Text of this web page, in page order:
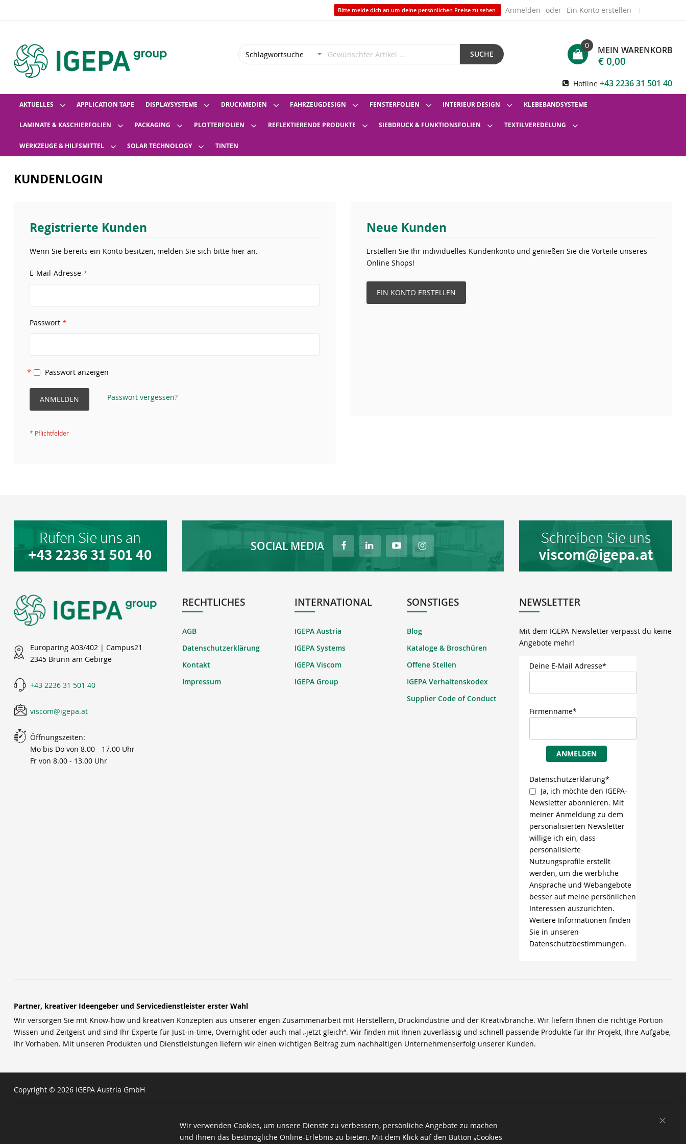
Bitte melde dich an um deine persönlichen Preise zu sehen. Anmelden Ein Konto erstellen
SUCHE MEIN WARENKORB
0
€ 0,00
Hotline +43 2236 31 501 40
AKTUELLES APPLICATION TAPE DISPLAYSYSTEME DRUCKMEDIEN FAHRZEUGDESIGN FENSTERFOLIEN INTERIEUR DESIGN KLEBEBANDSYSTEME
LAMINATE & KASCHIERFOLIEN PACKAGING PLOTTERFOLIEN REFLEKTIERENDE PRODUKTE SIEBDRUCK & FUNKTIONSFOLIEN TEXTILVEREDELUNG
WERKZEUGE & HILFSMITTEL SOLAR TECHNOLOGY TINTEN
KUNDENLOGIN
Registrierte Kunden
Wenn Sie bereits ein Konto besitzen, melden Sie sich bitte hier an.
E-Mail-Adresse
Passwort
Passwort anzeigen
ANMELDEN Passwort vergessen?
Neue Kunden
Erstellen Sie Ihr individuelles Kundenkonto und genießen Sie die Vorteile unseres
Online Shops!
EIN KONTO ERSTELLEN
SOCIAL MEDIA
Europaring A03/402 | Campus21
2345 Brunn am Gebirge
+43 2236 31 501 40
viscom@igepa.at
Öffnungszeiten:
Mo bis Do von 8.00 - 17.00 Uhr
Fr von 8.00 - 13.00 Uhr
RECHTLICHES
AGB
Datenschutzerklärung
Kontakt
Impressum
INTERNATIONAL
IGEPA Austria
IGEPA Systems
IGEPA Viscom
IGEPA Group
SONSTIGES
Blog
Kataloge & Broschüren
Offene Stellen
IGEPA Verhaltenskodex
Supplier Code of Conduct
NEWSLETTER
Mit dem IGEPA-Newsletter verpasst du keine
Angebote mehr!
Deine E-Mail Adresse*
Firmenname*
ANMELDEN
Datenschutzerklärung*
Ja, ich möchte den IGEPA-
Newsletter abonnieren. Mit
meiner Anmeldung zu dem
personalisierten Newsletter
willige ich ein, dass
personalisierte
Nutzungsprofile erstellt
werden, um die werbliche
Ansprache und Webangebote
besser auf meine persönlichen
Interessen auszurichten.
Weitere Informationen finden
Sie in unseren
Datenschutzbestimmungen.
Partner, kreativer Ideengeber und Servicedienstleister erster Wahl
Wir versorgen Sie mit Know-how und kreativen Konzepten aus unserer engen Zusammenarbeit mit Herstellern, Druckindustrie und der Kreativbranche. Wir liefern Ihnen die richtige Portion
Wissen und Zeitgeist und sind Ihr Experte für Just-in-time, Overnight oder auch mal „jetzt gleich“. Wir finden mit Ihnen zuverlässig und schnell passende Produkte für Ihr Projekt, Ihre Aufgabe,
Ihr Vorhaben. Mit unseren Produkten und Dienstleistungen liefern wir einen wichtigen Beitrag zum nachhaltigen Unternehmenserfolg unserer Kunden.
Copyright © 2026 IGEPA Austria GmbH
Wir verwenden Cookies, um unsere Dienste zu verbessern, persönliche Angebote zu machen
und Ihnen das bestmögliche Online-Erlebnis zu bieten. Mit dem Klick auf den Button „Cookies